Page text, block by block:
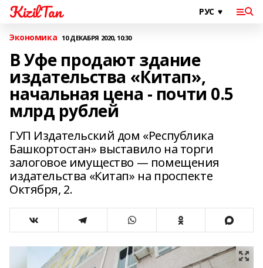
KizilTan
Экономика 10 ДЕКАБРЯ 2020, 10:30
В Уфе продают здание
издательства «Китап»,
начальная цена - почти 0.5
млрд рублей
ГУП Издательский дом «Республика
Башкортостан» выставило на торги
залоговое имущество — помещения
издательства «Китап» на проспекте
Октября, 2.